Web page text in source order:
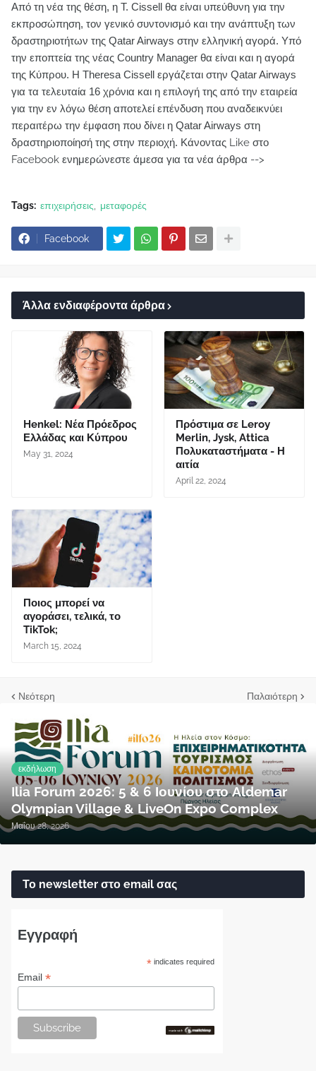
Από τη νέα της θέση, η T. Cissell θα είναι υπεύθυνη για την
εκπροσώπηση, τον γενικό συντονισμό και την ανάπτυξη των
δραστηριοτήτων της Qatar Airways στην ελληνική αγορά. Υπό
την εποπτεία της νέας Country Manager θα είναι και η αγορά
της Κύπρου. Η Theresa Cissell εργάζεται στην Qatar Airways
για τα τελευταία 16 χρόνια και η επιλογή της από την εταιρεία
για την εν λόγω θέση αποτελεί επένδυση που αναδεικνύει
περαιτέρω την έμφαση που δίνει η Qatar Airways στη
δραστηριοποίησή της στην περιοχή. Κάνοντας Like στο
Facebook ενημερώνεστε άμεσα για τα νέα άρθρα -->
Tags: επιχειρήσεις μεταφορές
Facebook
Άλλα ενδιαφέροντα άρθρα
Henkel: Νέα Πρόεδρος
Ελλάδας και Κύπρου
May 31, 2024
Πρόστιμα σε Leroy
Merlin, Jysk, Attica
Πολυκαταστήματα - Η
αιτία
April 22, 2024
Ποιος μπορεί να
αγοράσει, τελικά, το
TikTok;
March 15, 2024
Νεότερη Παλαιότερη
εκδήλωση
Ilia Forum 2026: 5 & 6 Ιουνίου στο Aldemar
Olympian Village & LiveOn Expo Complex
Μαΐου 28, 2026
Το newsletter στο email σας
Εγγραφή
* indicates required
Email *